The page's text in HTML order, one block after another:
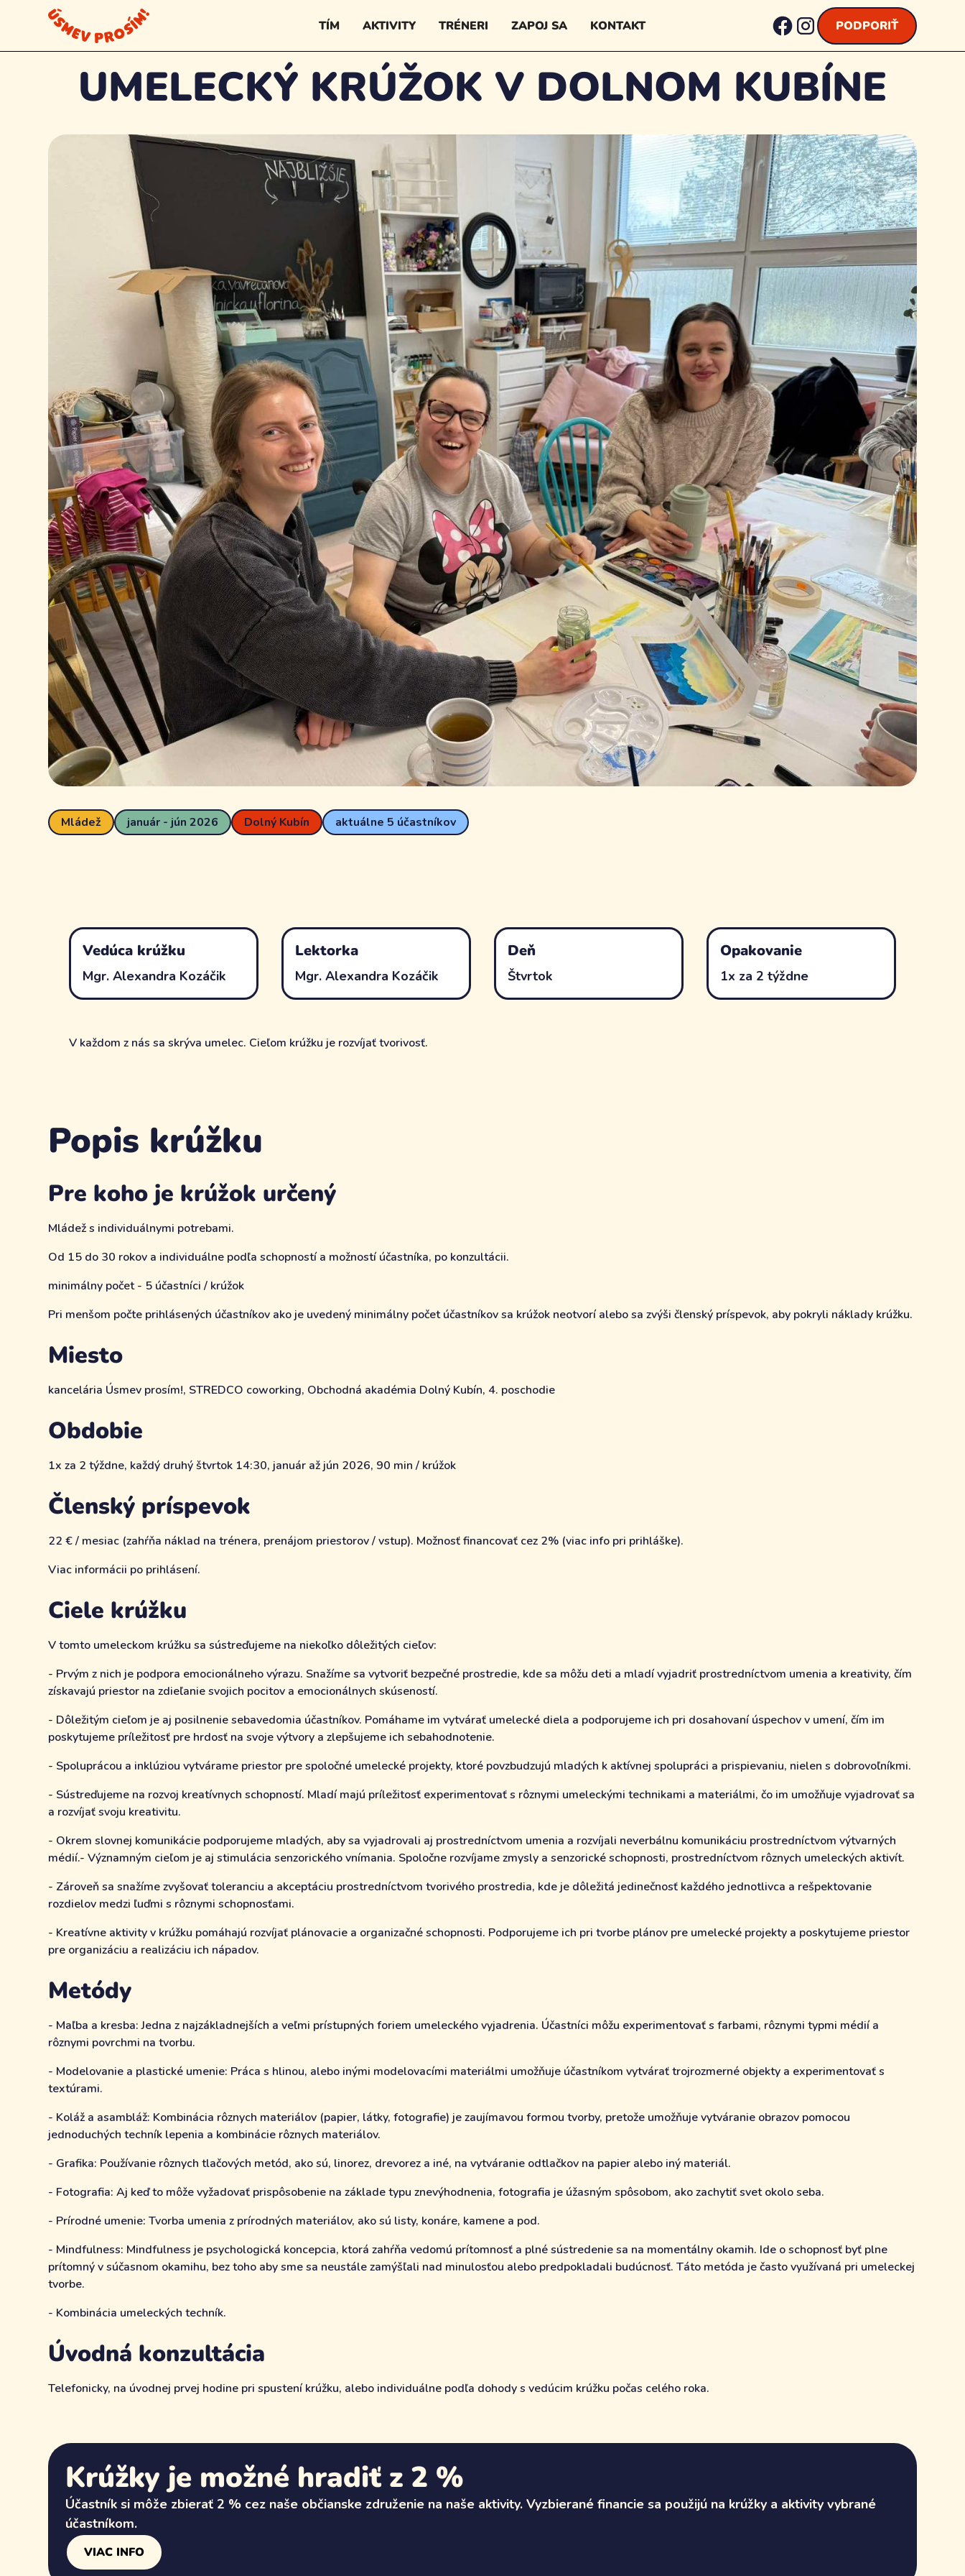
TÍM AKTIVITY TRÉNERI ZAPOJ SA KONTAKT
PODPORIŤ
Všetky krúžky
UMELECKÝ KRÚŽOK V DOLNOM KUBÍNE
Mládež január - jún 2026 Dolný Kubín aktuálne 5 účastníkov
Vedúca krúžku
Mgr. Alexandra Kozáčik
Lektorka
Mgr. Alexandra Kozáčik
Deň
Štvrtok
Opakovanie
1x za 2 týždne
V každom z nás sa skrýva umelec. Cieľom krúžku je rozvíjať tvorivosť.
Popis krúžku
Pre koho je krúžok určený
Mládež s individuálnymi potrebami.
Od 15 do 30 rokov a individuálne podľa schopností a možností účastníka, po konzultácii.
minimálny počet - 5 účastníci / krúžok
Pri menšom počte prihlásených účastníkov ako je uvedený minimálny počet účastníkov sa krúžok neotvorí alebo sa zvýši členský príspevok, aby pokryli náklady krúžku.
Miesto
kancelária Úsmev prosím!, STREDCO coworking, Obchodná akadémia Dolný Kubín, 4. poschodie
Obdobie
1x za 2 týždne, každý druhý štvrtok 14:30, január až jún 2026, 90 min / krúžok
Členský príspevok
22 € / mesiac (zahŕňa náklad na trénera, prenájom priestorov / vstup). Možnosť financovať cez 2% (viac info pri prihláške).
Viac informácii po prihlásení.
Ciele krúžku
V tomto umeleckom krúžku sa sústreďujeme na niekoľko dôležitých cieľov:
- Prvým z nich je podpora emocionálneho výrazu. Snažíme sa vytvoriť bezpečné prostredie, kde sa môžu deti a mladí vyjadriť prostredníctvom umenia a kreativity, čím
získavajú priestor na zdieľanie svojich pocitov a emocionálnych skúseností.
- Dôležitým cieľom je aj posilnenie sebavedomia účastníkov. Pomáhame im vytvárať umelecké diela a podporujeme ich pri dosahovaní úspechov v umení, čím im
poskytujeme príležitosť pre hrdosť na svoje výtvory a zlepšujeme ich sebahodnotenie.
- Spoluprácou a inklúziou vytvárame priestor pre spoločné umelecké projekty, ktoré povzbudzujú mladých k aktívnej spolupráci a prispievaniu, nielen s dobrovoľníkmi.
- Sústreďujeme na rozvoj kreatívnych schopností. Mladí majú príležitosť experimentovať s rôznymi umeleckými technikami a materiálmi, čo im umožňuje vyjadrovať sa
a rozvíjať svoju kreativitu.
- Okrem slovnej komunikácie podporujeme mladých, aby sa vyjadrovali aj prostredníctvom umenia a rozvíjali neverbálnu komunikáciu prostredníctvom výtvarných
médií.- Významným cieľom je aj stimulácia senzorického vnímania. Spoločne rozvíjame zmysly a senzorické schopnosti, prostredníctvom rôznych umeleckých aktivít.
- Zároveň sa snažíme zvyšovať toleranciu a akceptáciu prostredníctvom tvorivého prostredia, kde je dôležitá jedinečnosť každého jednotlivca a rešpektovanie
rozdielov medzi ľuďmi s rôznymi schopnosťami.
- Kreatívne aktivity v krúžku pomáhajú rozvíjať plánovacie a organizačné schopnosti. Podporujeme ich pri tvorbe plánov pre umelecké projekty a poskytujeme priestor
pre organizáciu a realizáciu ich nápadov.
Metódy
- Maľba a kresba: Jedna z najzákladnejších a veľmi prístupných foriem umeleckého vyjadrenia. Účastníci môžu experimentovať s farbami, rôznymi typmi médií a
rôznymi povrchmi na tvorbu.
- Modelovanie a plastické umenie: Práca s hlinou, alebo inými modelovacími materiálmi umožňuje účastníkom vytvárať trojrozmerné objekty a experimentovať s
textúrami.
- Koláž a asambláž: Kombinácia rôznych materiálov (papier, látky, fotografie) je zaujímavou formou tvorby, pretože umožňuje vytváranie obrazov pomocou
jednoduchých techník lepenia a kombinácie rôznych materiálov.
- Grafika: Používanie rôznych tlačových metód, ako sú, linorez, drevorez a iné, na vytváranie odtlačkov na papier alebo iný materiál.
- Fotografia: Aj keď to môže vyžadovať prispôsobenie na základe typu znevýhodnenia, fotografia je úžasným spôsobom, ako zachytiť svet okolo seba.
- Prírodné umenie: Tvorba umenia z prírodných materiálov, ako sú listy, konáre, kamene a pod.
- Mindfulness: Mindfulness je psychologická koncepcia, ktorá zahŕňa vedomú prítomnosť a plné sústredenie sa na momentálny okamih. Ide o schopnosť byť plne
prítomný v súčasnom okamihu, bez toho aby sme sa neustále zamýšľali nad minulosťou alebo predpokladali budúcnosť. Táto metóda je často využívaná pri umeleckej
tvorbe.
- Kombinácia umeleckých techník.
Úvodná konzultácia
Telefonicky, na úvodnej prvej hodine pri spustení krúžku, alebo individuálne podľa dohody s vedúcim krúžku počas celého roka.
Krúžky je možné hradiť z 2 %
Účastník si môže zbierať 2 % cez naše občianske združenie na naše aktivity. Vyzbierané financie sa použijú na krúžky a aktivity vybrané
účastníkom.
VIAC INFO